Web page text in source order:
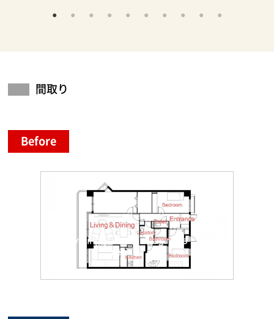
間取り
Before